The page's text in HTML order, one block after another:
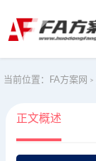
当前位置： FA方案网 >
正文概述